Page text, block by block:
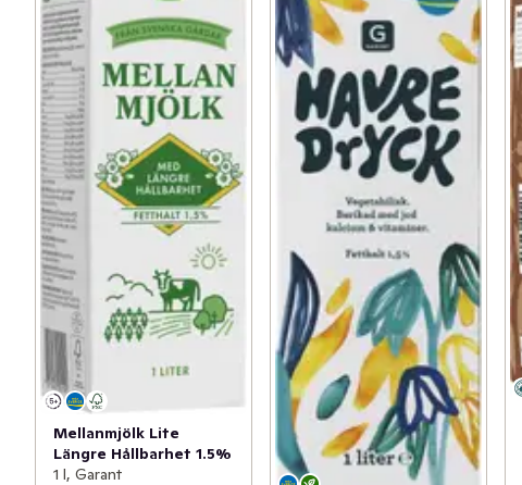
Mellanmjölk Lite
Längre Hållbarhet 1.5%
1 l, Garant